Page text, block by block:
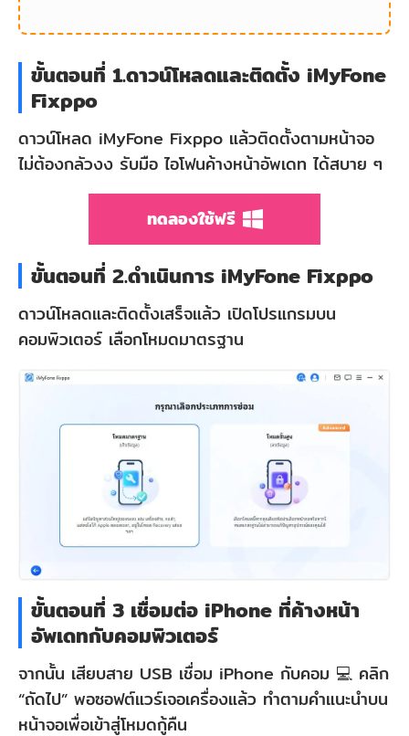
ขั้นตอนที่ 1.ดาวน์โหลดและติดตั้ง iMyFone
Fixppo
ดาวน์โหลด iMyFone Fixppo แล้วติดตั้งตามหน้าจอ
ไม่ต้องกลัวงง รับมือ ไอโฟนค้างหน้าอัพเดท ได้สบาย ๆ
ทดลองใช้ฟรี
ขั้นตอนที่ 2.ดำเนินการ iMyFone Fixppo
ดาวน์โหลดและติดตั้งเสร็จแล้ว เปิดโปรแกรมบน
คอมพิวเตอร์ เลือกโหมดมาตรฐาน
ขั้นตอนที่ 3 เชื่อมต่อ iPhone ที่ค้างหน้า
อัพเดทกับคอมพิวเตอร์
จากนั้น เสียบสาย USB เชื่อม iPhone กับคอม 💻 คลิก
“ถัดไป” พอซอฟต์แวร์เจอเครื่องแล้ว ทำตามคำแนะนำบน
หน้าจอเพื่อเข้าสู่โหมดกู้คืน